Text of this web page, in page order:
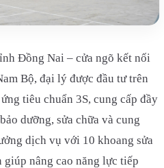
Đồng Nai – cửa ngõ kết nối
Bộ, đại lý được đầu tư trên
tiêu chuẩn 3S, cung cấp đầy
dưỡng, sửa chữa và cung
dịch vụ với 10 khoang sửa
giúp nâng cao năng lực tiếp